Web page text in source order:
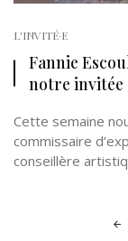
L'INVITÉ·E
Fannie
notre invitée
Cette semaine
commissaire
conseillère